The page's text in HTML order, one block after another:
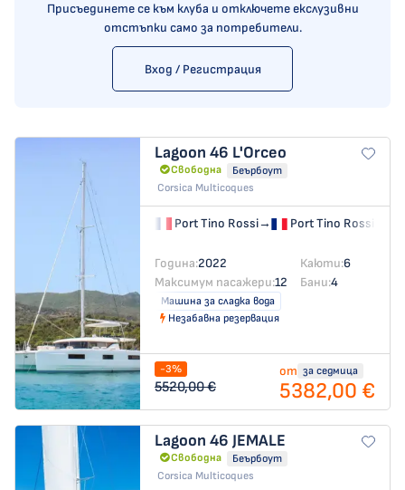
Присъединете се към клуба и отключете екслузивни
отстъпки само за потребители.
Вход / Регистрация
Lagoon 46 L'Orceo
Свободна
Беърбоут
Corsica Multicoques
Port Tino Rossi→ Port Tino Rossi
Година:2022 Каюти:6
Максимум пасажери:12 Бани:4
Машина за сладка вода
Незабавна резервация
-3%
5520,00 €
от за седмица
5382,00 €
Lagoon 46 JEMALE
Свободна
Беърбоут
Corsica Multicoques